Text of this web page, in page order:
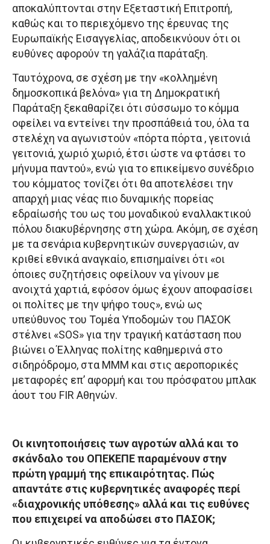
αποκαλύπτονται στην Εξεταστική Επιτροπή,
καθώς και το περιεχόμενο της έρευνας της
Ευρωπαϊκής Εισαγγελίας, αποδεικνύουν ότι οι
ευθύνες αφορούν τη γαλάζια παράταξη.
Ταυτόχρονα, σε σχέση με την «κολλημένη
δημοσκοπικά βελόνα» για τη Δημοκρατική
Παράταξη ξεκαθαρίζει ότι σύσσωμο το κόμμα
οφείλει να εντείνει την προσπάθειά του, όλα τα
στελέχη να αγωνιστούν «πόρτα πόρτα , γειτονιά
γειτονιά, χωριό χωριό, έτσι ώστε να φτάσει το
μήνυμα παντού», ενώ για το επικείμενο συνέδριο
του κόμματος τονίζει ότι θα αποτελέσει την
απαρχή μιας νέας πιο δυναμικής πορείας
εδραίωσής του ως του μοναδικού εναλλακτικού
πόλου διακυβέρνησης στη χώρα. Ακόμη, σε σχέση
με τα σενάρια κυβερνητικών συνεργασιών, αν
κριθεί εθνικά αναγκαίο, επισημαίνει ότι «οι
όποιες συζητήσεις οφείλουν να γίνουν με
ανοιχτά χαρτιά, εφόσον όμως έχουν αποφασίσει
οι πολίτες με την ψήφο τους», ενώ ως
υπεύθυνος του Τομέα Υποδομών του ΠΑΣΟΚ
στέλνει «SOS» για την τραγική κατάσταση που
βιώνει ο Έλληνας πολίτης καθημερινά στο
σιδηρόδρομο, στα ΜΜΜ και στις αεροπορικές
μεταφορές επ’ αφορμή και του πρόσφατου μπλακ
άουτ του FIR Αθηνών.
Oι κινητοποιήσεις των αγροτών αλλά και το
σκάνδαλο του ΟΠΕΚΕΠΕ παραμένουν στην
πρώτη γραμμή της επικαιρότητας. Πώς
απαντάτε στις κυβερνητικές αναφορές περί
«διαχρονικής υπόθεσης» αλλά και τις ευθύνες
που επιχειρεί να αποδώσει στο ΠΑΣΟΚ;